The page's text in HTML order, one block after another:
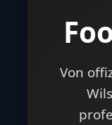
Von